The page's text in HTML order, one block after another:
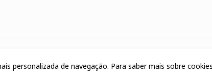
personalizada de navegação. Para saber mais sobre cookies